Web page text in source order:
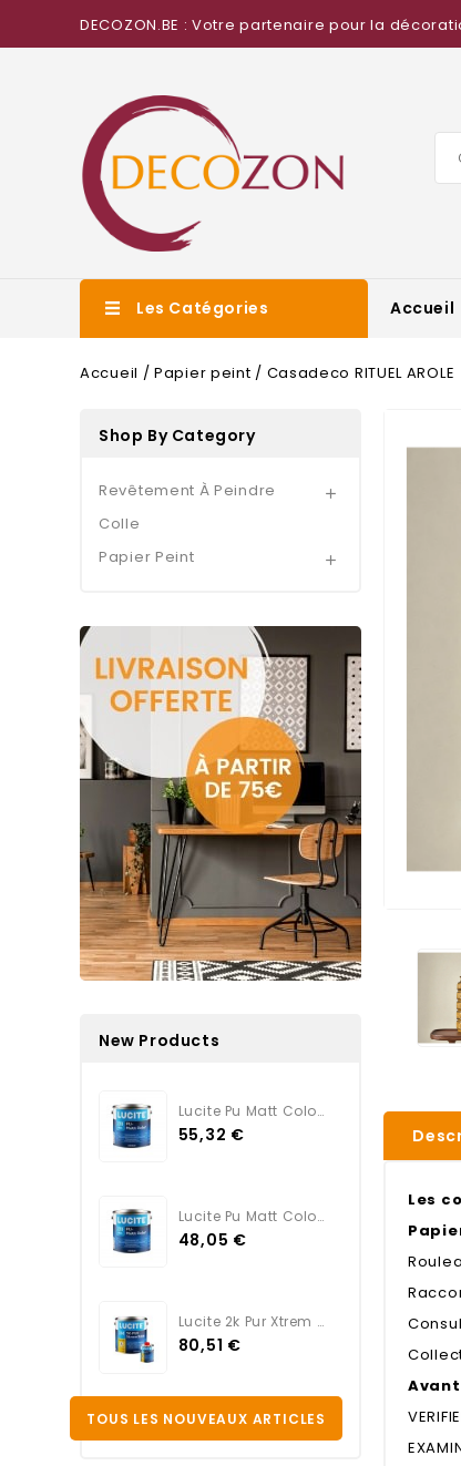
DECOZON.BE : Votre partenaire pour la
Les Catégories Accueil
Accueil Papier peint Casadeco RITUEL AROLE
Shop By Category
Revêtement À Peindre 
Colle
Papier Peint

New Products
Lucite Pu Matt Color TEINTE
55,32 €
Lucite Pu Matt Color BLANC
48,05 €
Lucite 2k Pur Xtrem Satin...
80,51 €
TOUS LES NOUVEAUX ARTICLES
Les